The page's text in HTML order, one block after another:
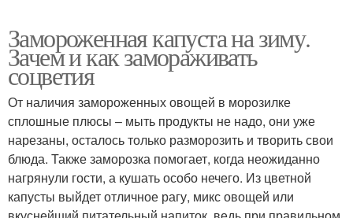
Замороженная капуста на зиму.
Зачем и как замораживать
соцветия
От наличия замороженных овощей в морозилке
сплошные плюсы – мыть продукты не надо, они уже
нарезаны, осталось только разморозить и творить свои
блюда. Также заморозка помогает, когда неожиданно
нагрянули гости, а кушать особо нечего. Из цветной
капусты выйдет отличное рагу, микс овощей или